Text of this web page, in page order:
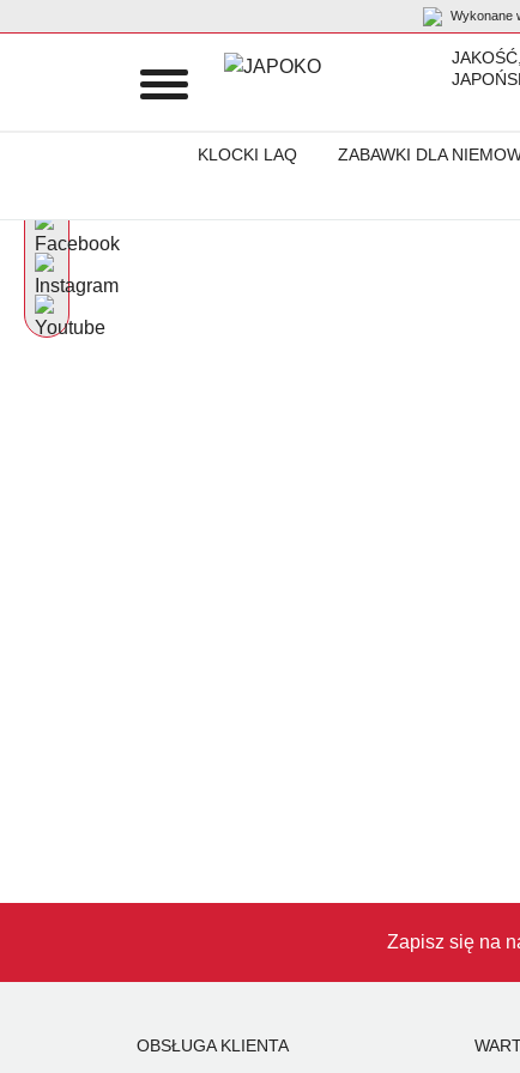
Wykonane
KLOCKI LAQ ZABAWKI DLA
Zapisz się na
OBSŁUGA KLIENTA